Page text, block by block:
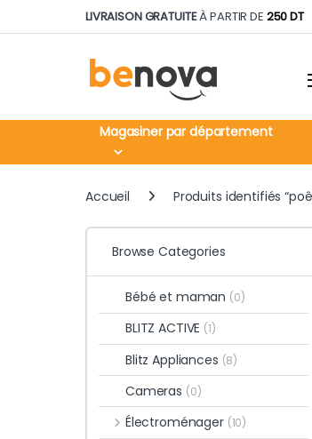
Skip to navigation
Skip to contentLIVRAISON GRATUITEÀ PARTIR DE 250 DT
Magasiner par département
Accueil Produits identifiés
Browse Categories
Bébé et maman (0)
BLITZ ACTIVE (1)
Blitz Appliances (8)
Cameras (0)
Électroménager (10)